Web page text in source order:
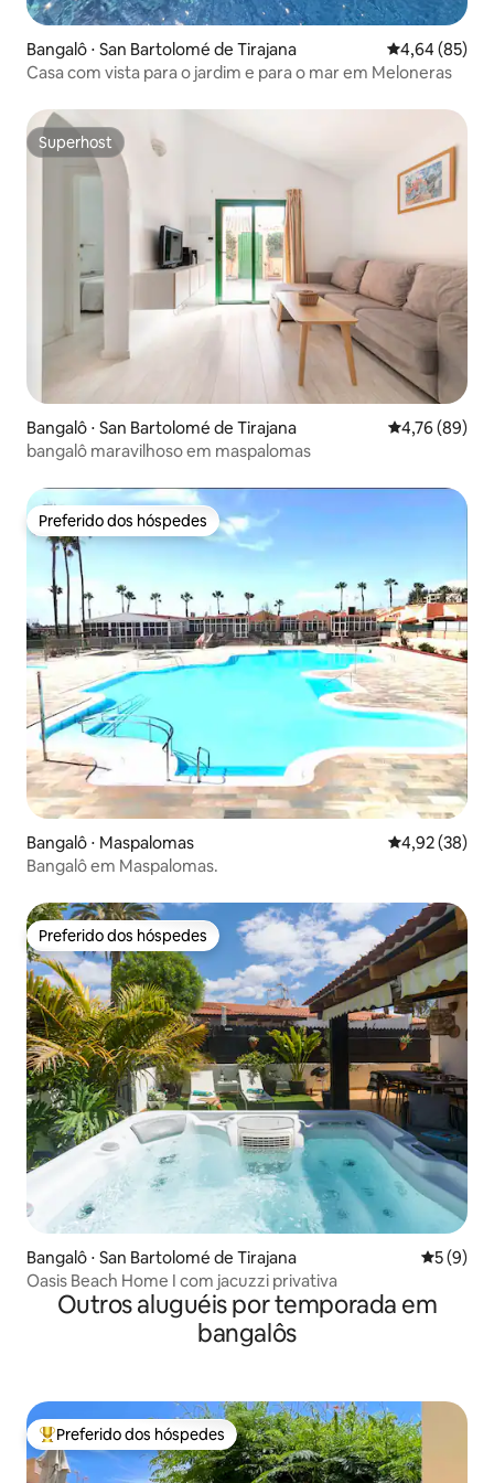
Bangalô ⋅ San Bartolomé de Tirajana 4,64 de uma
4,64 (85)
Casa com vista para o jardim e para o mar em Meloneras
Superhost
Superhost
Bangalô ⋅ San Bartolomé de Tirajana 4,76 de uma
4,76 (89)
bangalô maravilhoso em maspalomas
Preferido dos hóspedes
Preferido dos hóspedes
Bangalô ⋅ Maspalomas 4,92 de uma
4,92 (38)
Bangalô em Maspalomas.
Preferido dos hóspedes
Preferido dos hóspedes
Bangalô ⋅ San Bartolomé de Tirajana 5 de
5 (9)
Oasis Beach Home I com jacuzzi privativa
Outros aluguéis por temporada em
bangalôs
Entre os melhores preferidos dos hóspedes
Preferido dos hóspedes